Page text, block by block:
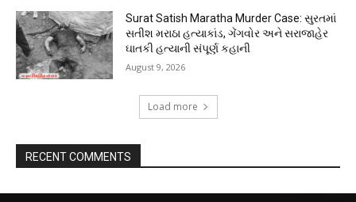
Surat Satish Maratha Murder Case: સુરતમાં
સતીશ મરાઠા હત્યાકાંડ, ગેંગવોર અને સરાજાહેર
ઘાતકી હત્યાની સંપૂર્ણ કહાની
August 9, 2026
Load more
RECENT COMMENTS